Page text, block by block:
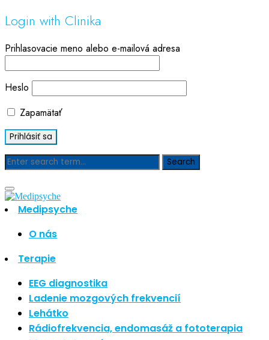
Login with Clinika
Prihlasovacie meno alebo e-mailová adresa
Heslo
Zapamätať
Medipsyche
O nás
Terapie
EEG diagnostika
Ladenie mozgových frekvencií
Lehátko
Rádiofrekvencia, endomasáž a fototerapia
Blog
Hľadať
Najnovšie články
Nové polarizované svetlo
So psoriázou netreba žiť
Rozšírenie služieb
Hudba a vývoj mozgu